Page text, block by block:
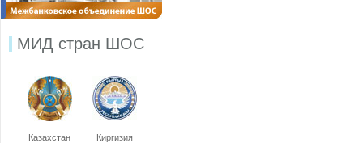
МИД стран ШОС
Казахстан Киргизия